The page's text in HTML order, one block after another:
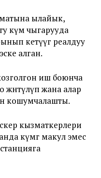
ылайык,
өкүм чыгарууда
кетүүгө реалдуу
алган.
иш боюнча
жөнөтүлүп жана алар
кошумчалашты.
кызматкерлери
өкүмгө макул эмес